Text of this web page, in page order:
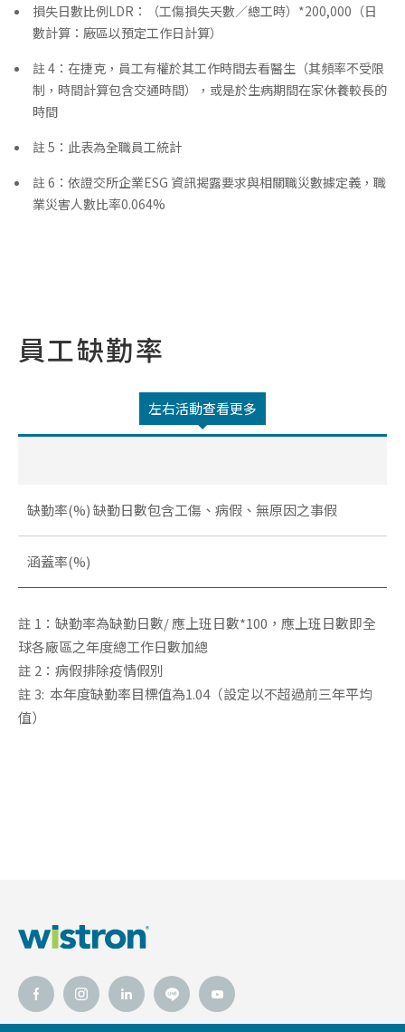
損失日數比例LDR：（工傷損失天數／總工時）*200,000（日
數計算：廠區以預定工作日計算）
註 4：在捷克，員工有權於其工作時間去看醫生（其頻率不受限
制，時間計算包含交通時間），或是於生病期間在家休養較長的
時間
註 5：此表為全職員工統計
註 6：依證交所企業ESG 資訊揭露要求與相關職災數據定義，職
業災害人數比率0.064%
員工缺勤率
缺勤率(%) 缺勤日數包含工傷、病假、無原因之事假
涵蓋率(%)
註 1：缺勤率為缺勤日數/ 應上班日數*100，應上班日數即全
球各廠區之年度總工作日數加總
註 2：病假排除疫情假別
註 3: 本年度缺勤率目標值為1.04（設定以不超過前三年平均
值）